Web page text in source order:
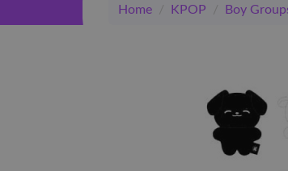
Home / KPOP / Boy